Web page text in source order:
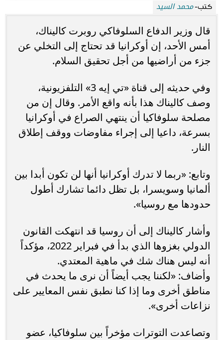
كتب-محمد السيد
قال وزير الدفاع السلوفاكي روبرت كاليناك،
أمس الأحد، إن أوكرانيا قد تحتاج إلى التخلي عن
جزء من أراضيها من أجل تحقيق السلام.
وفي حديثه إلى قناة «تي إيه 3» التلفزيونية،
وصف كاليناك هذا بأنه واقع الأمر. وقال إن من
مصلحة سلوفاكيا أن ينتهي الصراع في أوكرانيا
بسرعة، داعيا إلى إجراء مفاوضات ووقف إطلاق
النار.
وتابع: «ربما لا تدرك أوكرانيا أنها لن تكون أبدا بين
ألمانيا وسويسرا، بل تظل دائما تشارك أطول
حدودها مع روسيا».
وأشار كاليناك إلى أن روسيا قد انتهكت القانون
الدولي بغزوها الذي بدأ في فبراير 2022، مؤكداً
أنه ليس هناك شك في ماهية المعتدي.
وأضاف: «لكننا يجب أيضاً أن نرى ما يحدث في
مناطق أخرى وما إذا كنا نطبق نفس المعايير على
نزاعات أخرى».
وتصاعدت التوترات مؤخراً بين سلوفاكيا، عضو